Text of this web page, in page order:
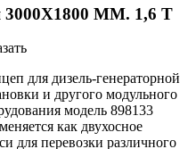
3000Х1800 ММ. 1,6 Т
для дизель-генераторной
и другого модульного
модель 898133
как двухосное
для перевозки различного